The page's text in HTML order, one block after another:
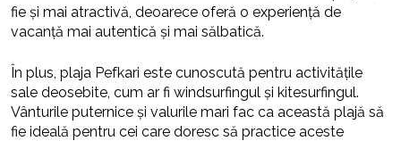
fie și mai atractivă, deoarece oferă o experiență de
vacanță mai autentică și mai sălbatică.
În plus, plaja Pefkari este cunoscută pentru activitățile
sale deosebite, cum ar fi windsurfingul și kitesurfingul.
Vânturile puternice și valurile mari fac ca această plajă să
fie ideală pentru cei care doresc să practice aceste